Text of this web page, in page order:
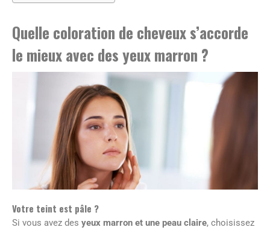
Quelle coloration de cheveux s’accorde
le mieux avec des yeux marron ?
Votre teint est pâle ?
Si vous avez des yeux marron et une peau claire, choisissez